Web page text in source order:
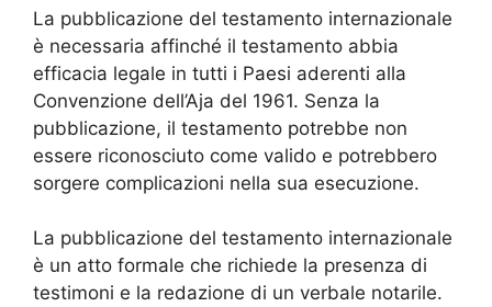
La pubblicazione del testamento internazionale
è necessaria affinché il testamento abbia
efficacia legale in tutti i Paesi aderenti alla
Convenzione dell’Aja del 1961. Senza la
pubblicazione, il testamento potrebbe non
essere riconosciuto come valido e potrebbero
sorgere complicazioni nella sua esecuzione.
La pubblicazione del testamento internazionale
è un atto formale che richiede la presenza di
testimoni e la redazione di un verbale notarile.